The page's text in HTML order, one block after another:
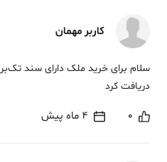
کاربر مهمان
سلام برای خرید ملک دارای سند
دریافت کرد
0 4 ماه پیش